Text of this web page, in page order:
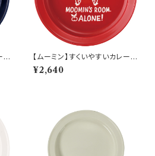
皿
【ムーミン】すくいやすいカレー皿
（リトルミィ）【MM9000】MM
9002-320
¥2,640